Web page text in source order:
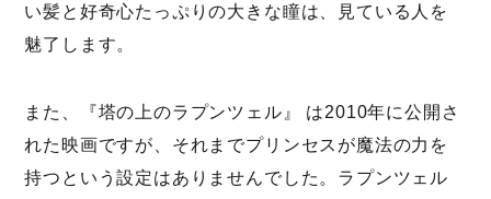
い髪と好奇心たっぷりの大きな瞳は、見ている人を
魅了します。
また、『塔の上のラプンツェル』 は2010年に公開さ
れた映画ですが、それまでプリンセスが魔法の力を
持つという設定はありませんでした。ラプンツェル